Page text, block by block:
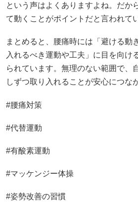
という声はよくありますよね。だか
て動くことがポイントだと言われて
まとめると、腰痛時には「避ける動
入れるべき運動や工夫」に目を向け
られています。無理のない範囲で、
しずつ取り入れることが安心につな
#腰痛対策
#代替運動
#有酸素運動
#マッケンジー体操
#姿勢改善の習慣